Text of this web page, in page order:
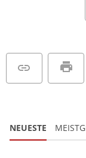
NEUESTE